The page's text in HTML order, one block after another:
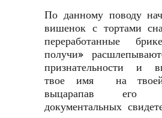
По данному поводу
вишенок с тортами
переработанные
получи»
признательности и
твое имя на
выцарапав
документальных